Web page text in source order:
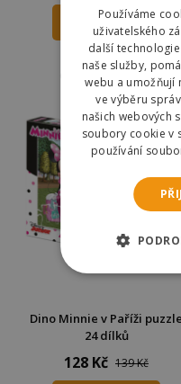
DO KOŠÍKU
Skladem
Odešleme
pozítří
Dino Minnie v Paříži puzzle
24 dílků
128 Kč 139 Kč
Používáme
uživatelského
další
naše služby,
webu a umožňují
ve výběru
našich webových
soubory cookie v
používání